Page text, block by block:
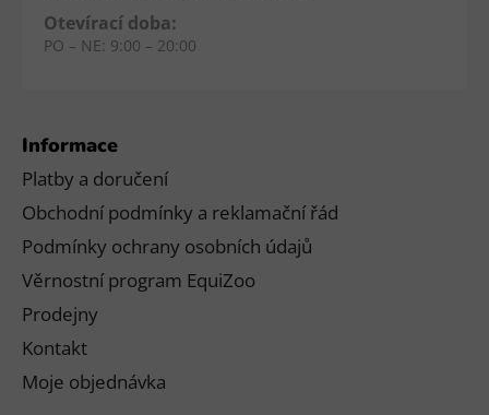
Informace
Platby a doručení
Obchodní podmínky a reklamační řád
Podmínky ochrany osobních údajů
Věrnostní program EquiZoo
Prodejny
Kontakt
Moje objednávka
Otevírací doba:
PO – NE: 9:00 – 20:00